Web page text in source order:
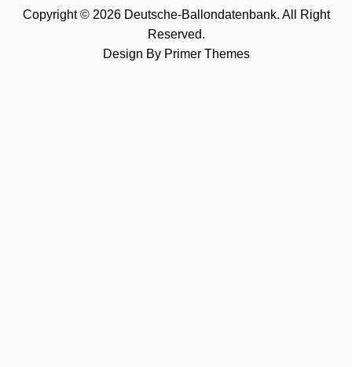
Copyright © 2026 Deutsche-Ballondatenbank. All Right
Reserved.
Design By Primer Themes